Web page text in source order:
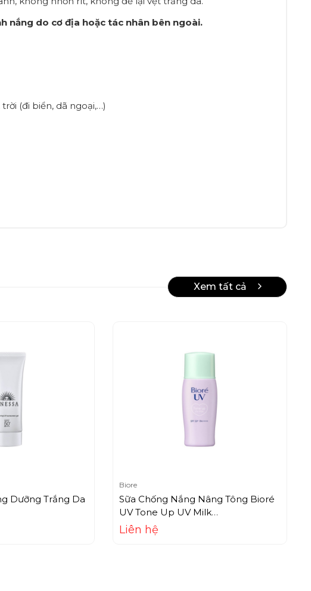
nắng do cơ địa hoặc tác nhân bên ngoài.
(đi biển, dã ngoại,…)
Xem tất cả
Dưỡng Trắng Da
Biore
Sữa Chống Nắng Nâng Tông Bioré
UV Tone Up UV Milk
SPF50+/PA++++ (30ml)
Liên hệ